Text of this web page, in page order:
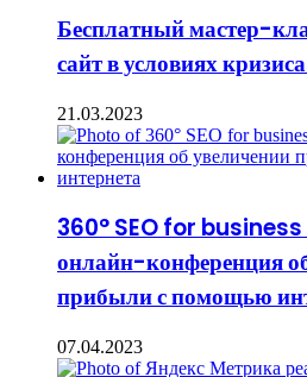
Бесплатный мастер-
сайт в условиях
21.03.2023
360° SEO for business
онлайн-конференция
прибыли с помощью
07.04.2023